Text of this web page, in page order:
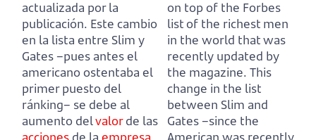
actualizada por la
publicación. Este cambio
en la lista entre Slim y
Gates –pues antes el
americano ostentaba el
primer puesto del
ránking– se debe al
aumento delvalorde las
on top of the Forbes
list of the richest men
in the world that was
recently updated by
the magazine. This
change in the list
between Slim and
Gates –since the